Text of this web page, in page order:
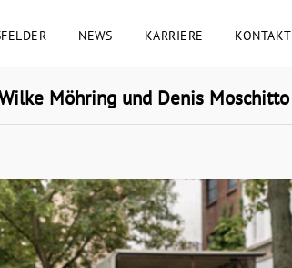
NEWS KARRIERE KONTAKT
Möhring und Denis Moschitto